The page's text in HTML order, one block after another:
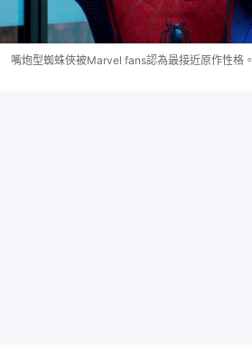
嘴炮型蜘蛛俠被Marvel fans認為最接近原作性格。